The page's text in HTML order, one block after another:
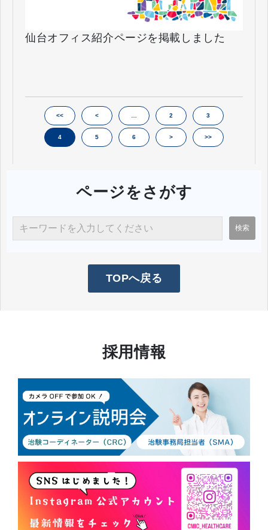
仙台オフィス紹介ページを掲載しました
<< < 2 3
4 5 6 > >>
ページをさがす
TOPへ戻る
採用情報